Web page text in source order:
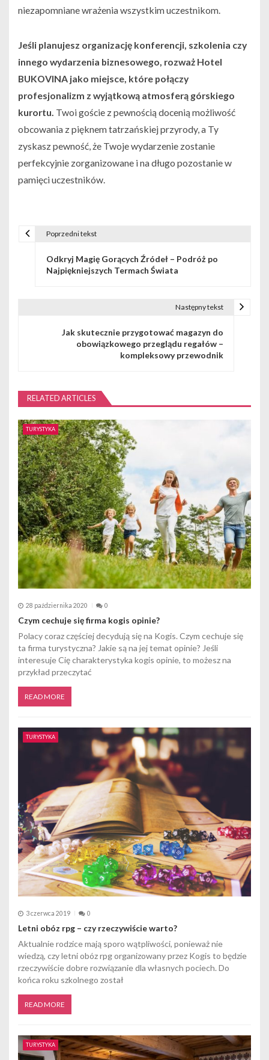
niezapomniane wrażenia wszystkim uczestnikom.
Jeśli planujesz organizację konferencji, szkolenia czy
innego wydarzenia biznesowego, rozważ Hotel
BUKOVINA jako miejsce, które połączy
profesjonalizm z wyjątkową atmosferą górskiego
kurortu. Twoi goście z pewnością docenią możliwość
obcowania z pięknem tatrzańskiej przyrody, a Ty
zyskasz pewność, że Twoje wydarzenie zostanie
perfekcyjnie zorganizowane i na długo pozostanie w
pamięci uczestników.
j
a
w
p
i
s
u
Poprzedni tekst
Odkryj Magię Gorących Źródeł – Podróż po
Najpiękniejszych Termach Świata
Następny tekst
Jak skutecznie przygotować magazyn do
obowiązkowego przeglądu regałów –
kompleksowy przewodnik
RELATED ARTICLES
TURYSTYKA
28 października 2020 0
Czym cechuje się firma kogis opinie?
Polacy coraz częściej decydują się na Kogis. Czym cechuje się
ta firma turystyczna? Jakie są na jej temat opinie? Jeśli
interesuje Cię charakterystyka kogis opinie, to możesz na
przykład przeczytać
READ MORE
TURYSTYKA
3 czerwca 2019 0
Letni obóz rpg – czy rzeczywiście warto?
Aktualnie rodzice mają sporo wątpliwości, ponieważ nie
wiedzą, czy letni obóz rpg organizowany przez Kogis to będzie
rzeczywiście dobre rozwiązanie dla własnych pociech. Do
końca roku szkolnego został
READ MORE
TURYSTYKA